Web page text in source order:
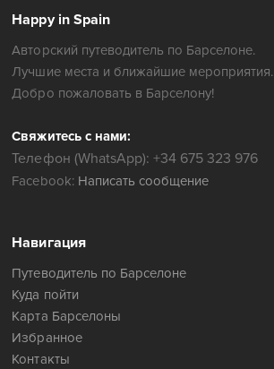
Happy in Spain
Авторский путеводитель по Барселоне.
Лучшие места и ближайшие мероприятия.
Добро пожаловать в Барселону!
Свяжитесь с нами:
Телефон (WhatsApp): +34 675 323 976
Facebook: Написать сообщение
Навигация
Путеводитель по Барселоне
Куда пойти
Карта Барселоны
Избранное
Контакты